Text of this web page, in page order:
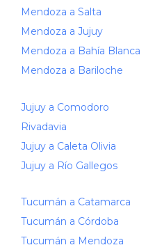
Mendoza a Salta
Mendoza a Jujuy
Mendoza a Bahía Blanca
Mendoza a Bariloche
Jujuy a Comodoro
Rivadavia
Jujuy a Caleta Olivia
Jujuy a Río Gallegos
Tucumán a Catamarca
Tucumán a Córdoba
Tucumán a Mendoza